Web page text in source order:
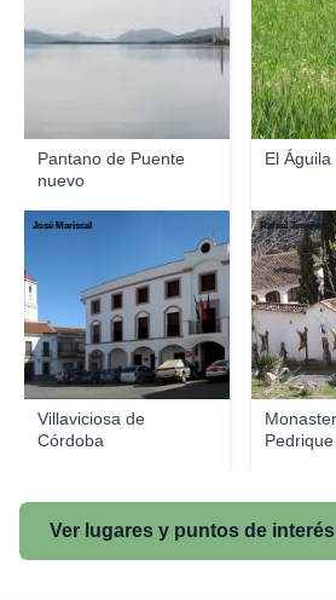
Pantano de Puente
nuevo
El Águila
Villaviciosa de
Córdoba
José Mariscal
Pedrique
Rafael Jimenez
Ver lugares y puntos de interés